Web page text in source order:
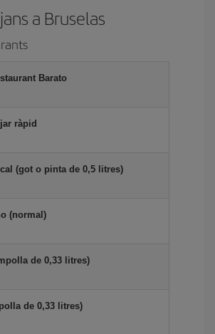
a Bruselas
Barato
ràpid
(got o pinta de 0,5 litres)
(normal)
de 0,33 litres)
de 0,33 litres)